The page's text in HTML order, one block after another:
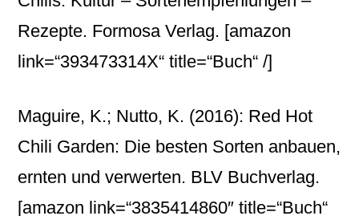
Rezepte. Formosa Verlag. [amazon
link=“393473314X“ title=“Buch“ /]
Maguire, K.; Nutto, K. (2016): Red Hot
Chili Garden: Die besten Sorten anbauen,
ernten und verwerten. BLV Buchverlag.
[amazon link=“3835414860″ title=“Buch“